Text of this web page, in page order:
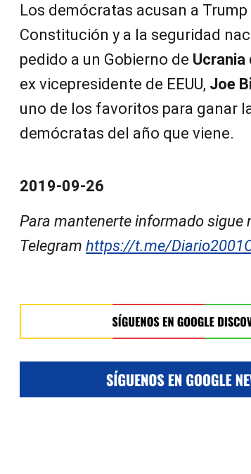
Los demócratas acusan a
Constitución y a la seguridad
pedido a un Gobierno de Ucrania
ex vicepresidente de EEUU, Joe
uno de los favoritos para ganar
demócratas del año que viene.
2019-09-26
Para mantenerte informado sigue
Telegram https://t.me/